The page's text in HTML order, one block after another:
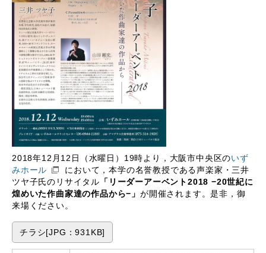
2018年12月12日（水曜日）19時より，大阪市中央区のいず
みホール
において，本学の名誉教授である声楽家・三井
ツヤ子氏のリサイタル 「リーダーアーベント2018 −20世紀に
煌めいた作曲家達の作品から−」が開催されます。是非，御
来場ください。
チラシ[JPG：931KB]